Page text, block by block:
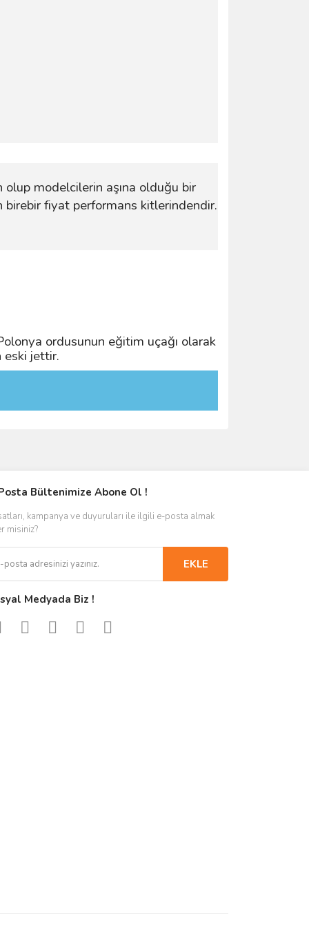
modelcilerin aşına olduğu bir
birebir fiyat performans kitlerindendir.
ordusunun eğitim uçağı olarak
eski jettir.
Bültenimize Abone Ol !
kampanya ve duyuruları ile ilgili e-posta almak
misiniz?
EKLE
Medyada Biz !